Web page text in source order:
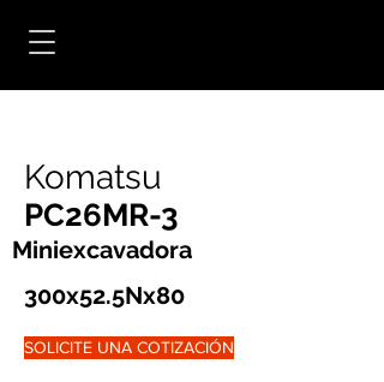
Komatsu
PC26MR-3
Miniexcavadora
300x52.5Nx80
SOLICITE UNA COTIZACIÓN